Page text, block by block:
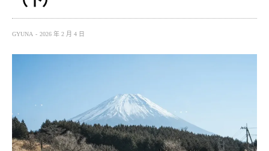
GYUNA 2026 年 2 月 4 日